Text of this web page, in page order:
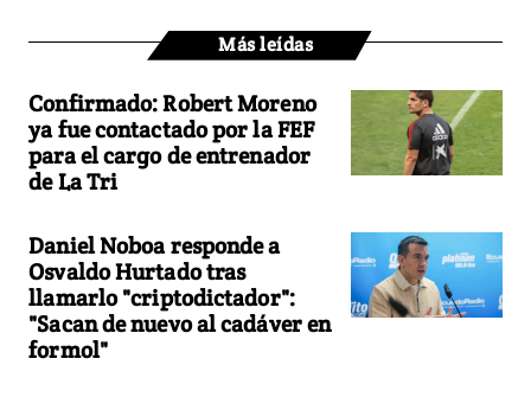
Más leídas
Confirmado: Robert Moreno
ya fue contactado por la FEF
para el cargo de entrenador
de La Tri
Daniel Noboa responde a
Osvaldo Hurtado tras
llamarlo "criptodictador":
"Sacan de nuevo al cadáver en
formol"